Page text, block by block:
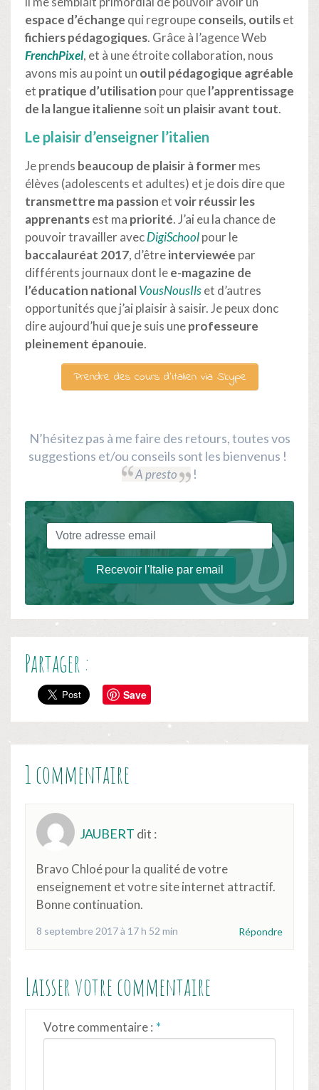
espace d’échange qui regroupeconseils, outilset
fichiers pédagogiques. Grâce à l’agence Web
FrenchPixel, et à une étroite collaboration, nous
avons mis au point un outil pédagogique agréable
et pratique d’utilisation pour quel’apprentissage
de la langue italienne soit un plaisir avant tout.
Le plaisir d’enseigner l’italien
Je prends beaucoup de plaisir à formermes
élèves (adolescents et adultes) et je dois dire que
transmettre ma passion etvoir réussir les
apprenantsest ma priorité. J’ai eu la chance de
pouvoir travailler avecDigiSchoolpour le
baccalauréat 2017, d’êtreinterviewée par
différents journaux dont lee-magazine de
l’éducation nationalVousNousIlset d’autres
opportunités que j’ai plaisir à saisir. Je peux donc
dire aujourd’hui que je suis uneprofesseure
pleinement épanouie.
Prendre des cours d’italien via Skype
N’hésitez pas à me faire des retours, toutes vos
suggestions et/ou conseils sont les bienvenus !
A presto !
Recevoir l'Italie par email
Partager :
Save
1 commentaire
JAUBERT dit :
Bravo Chloé pour la qualité de votre
enseignement et votre site internet attractif.
Bonne continuation.
8 septembre 2017 à 17 h 52 min Répondre
Laisser votre commentaire
Votre commentaire :